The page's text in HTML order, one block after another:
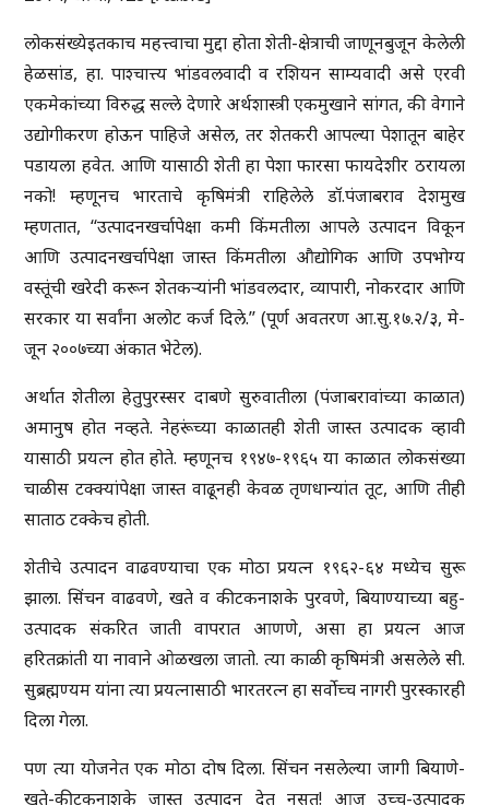
लोकसंख्येइतकाच महत्त्वाचा मुद्दा होता शेती-क्षेत्राची जाणूनबुजून केलेली
हेळसांड, हा. पाश्चात्त्य भांडवलवादी व रशियन साम्यवादी असे एरवी
एकमेकांच्या विरुद्ध सल्ले देणारे अर्थशास्त्री एकमुखाने सांगत, की वेगाने
उद्योगीकरण होऊन पाहिजे असेल, तर शेतकरी आपल्या पेशातून बाहेर
पडायला हवेत. आणि यासाठी शेती हा पेशा फारसा फायदेशीर ठरायला
नको! म्हणूनच भारताचे कृषिमंत्री राहिलेले डॉ.पंजाबराव देशमुख
म्हणतात, ‘‘उत्पादनखर्चापेक्षा कमी किंमतीला आपले उत्पादन विकून
आणि उत्पादनखर्चापेक्षा जास्त किंमतीला औद्योगिक आणि उपभोग्य
वस्तूंची खरेदी करून शेतकऱ्यांनी भांडवलदार, व्यापारी, नोकरदार आणि
सरकार या सर्वांना अलोट कर्ज दिले.’’ (पूर्ण अवतरण आ.सु.१७.२/३, मे-
जून २००७च्या अंकात भेटेल).
अर्थात शेतीला हेतुपुरस्सर दाबणे सुरुवातीला (पंजाबरावांच्या काळात)
अमानुष होत नव्हते. नेहरूंच्या काळातही शेती जास्त उत्पादक व्हावी
यासाठी प्रयत्न होत होते. म्हणूनच १९४७-१९६५ या काळात लोकसंख्या
चाळीस टक्क्यांपेक्षा जास्त वाढूनही केवळ तृणधान्यांत तूट, आणि तीही
साताठ टक्केच होती.
शेतीचे उत्पादन वाढवण्याचा एक मोठा प्रयत्न १९६२-६४ मध्येच सुरू
झाला. सिंचन वाढवणे, खते व कीटकनाशके पुरवणे, बियाण्याच्या बहु-
उत्पादक संकरित जाती वापरात आणणे, असा हा प्रयत्न आज
हरितक्रांती या नावाने ओळखला जातो. त्या काळी कृषिमंत्री असलेले सी.
सुब्रह्मण्यम यांना त्या प्रयत्नासाठी भारतरत्न हा सर्वोच्च नागरी पुरस्कारही
दिला गेला.
पण त्या योजनेत एक मोठा दोष दिला. सिंचन नसलेल्या जागी बियाणे-
खते-कीटकनाशके जास्त उत्पादन देत नसत! आज उच्च-उत्पादक